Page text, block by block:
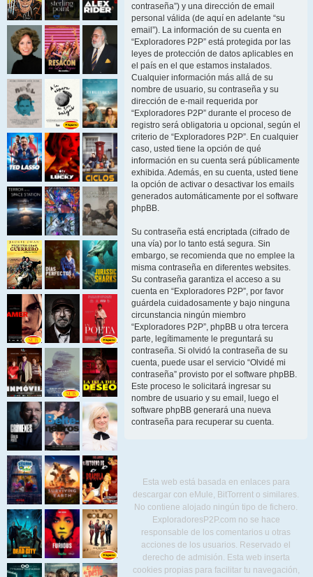
contraseña”) y una dirección de email
personal válida (de aquí en adelante “su
email”). La información de su cuenta en
“Exploradores P2P” está protegida por las
leyes de protección de datos aplicables en
el país en el que estamos instalados.
Cualquier información más allá de su
nombre de usuario, su contraseña y su
dirección de e-mail requerida por
“Exploradores P2P” durante el proceso de
registro será obligatoria u opcional, según el
criterio de “Exploradores P2P”. En cualquier
caso, usted tiene la opción de qué
información en su cuenta será públicamente
exhibida. Además, en su cuenta, usted tiene
la opción de activar o desactivar los emails
generados automáticamente por el software
phpBB.
Su contraseña está encriptada (cifrado de
una vía) por lo tanto está segura. Sin
embargo, se recomienda que no emplee la
misma contraseña en diferentes websites.
Su contraseña garantiza el acceso a su
cuenta en “Exploradores P2P”, por favor
guárdela cuidadosamente y bajo ninguna
circunstancia ningún miembro
“Exploradores P2P”, phpBB u otra tercera
parte, legítimamente le preguntará su
contraseña. Si olvidó la contraseña de su
cuenta, puede usar el servicio “Olvidé mi
contraseña” provisto por el software phpBB.
Este proceso le solicitará ingresar su
nombre de usuario y su email, luego el
software phpBB generará una nueva
contraseña para recuperar su cuenta.
Esta web está basada en enlaces para
descargar con eMule, BitTorrent o similares.
No contiene alojado ningún tipo de fichero.
ExploradoresP2P.com no se hace
responsable de los comentarios u otras
acciones de los usuarios. Reservado el
derecho de admisión. Esta web inserta
cookies propias para facilitar tu navegación,